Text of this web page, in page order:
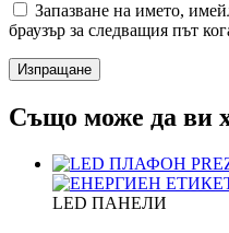
Запазване на името,
браузър за следващия път
Също може да ви
LED ПАНЕЛИ